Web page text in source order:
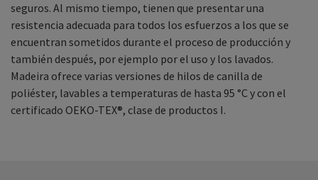
seguros. Al mismo tiempo, tienen que presentar una
resistencia adecuada para todos los esfuerzos a los que se
encuentran sometidos durante el proceso de producción y
también después, por ejemplo por el uso y los lavados.
Madeira ofrece varias versiones de hilos de canilla de
poliéster, lavables a temperaturas de hasta 95 °C y con el
certificado OEKO-TEX®, clase de productos I.